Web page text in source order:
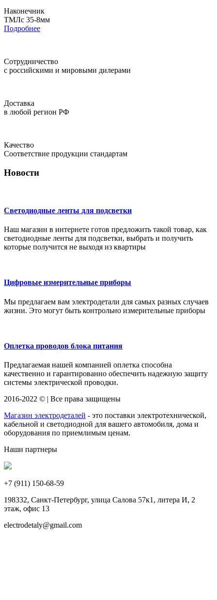
Наконечник
ТМЛс 35-8мм
Подробнее
Сотрудничество
с российскими и мировыми дилерами
Доставка
в любой регион РФ
Качество
Соответствие продукции стандартам
Новости
Светодиодные ленты для подсветки
Наш магазин в интернете готов предложить такой товар, как
светодиодные ленты для подсветки, выбрать и получить
которые получится не выходя из квартиры
Цифровые измерительные приборы
Мы предлагаем вам электродетали для самых разных случаев
жизни. Это могут быть контрольно измерительные приборы
Оплетка проводов блока питания
Предлагаемая нашей компанией оплетка способна
качественно и гарантированно обеспечить надежную защиту
системы электрической проводки.
2016-2022 © | Все права защищены
Магазин электродеталей - это поставки электротехнической,
кабельной и светодиодной для вашего автомобиля, дома и
оборудования по приемлимым ценам.
Наши партнеры
+7 (911) 150-68-59
198332, Санкт-Петербург, улица Салова 57к1, литера И, 2
этаж, офис 13
electrodetaly@gmail.com